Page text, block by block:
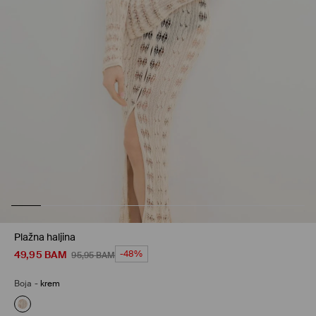
Plažna haljina
49,95 BAM 95,95BAM -48%
Boja - krem